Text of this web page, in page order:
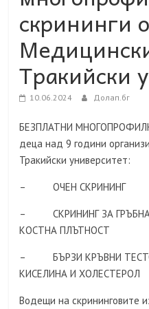
скрининги
Тракийски
10.06.2024 Долап.бг
БЕЗПЛАТНИ
деца над 9 години
Тракийски университет:
– ОЧЕН СКРИНИНГ
– СКРИНИНГ ЗА
КОСТНА ПЛЪТНОСТ
– БЪРЗИ КРЪВНИ
КИСЕЛИНА И ХОЛЕСТЕРОЛ
Водещи на скрининговите